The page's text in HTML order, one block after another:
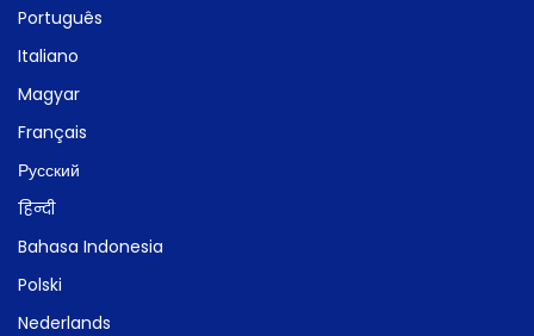
Português
Italiano
Magyar
Français
Русский
हिन्दी
Bahasa Indonesia
Polski
Nederlands